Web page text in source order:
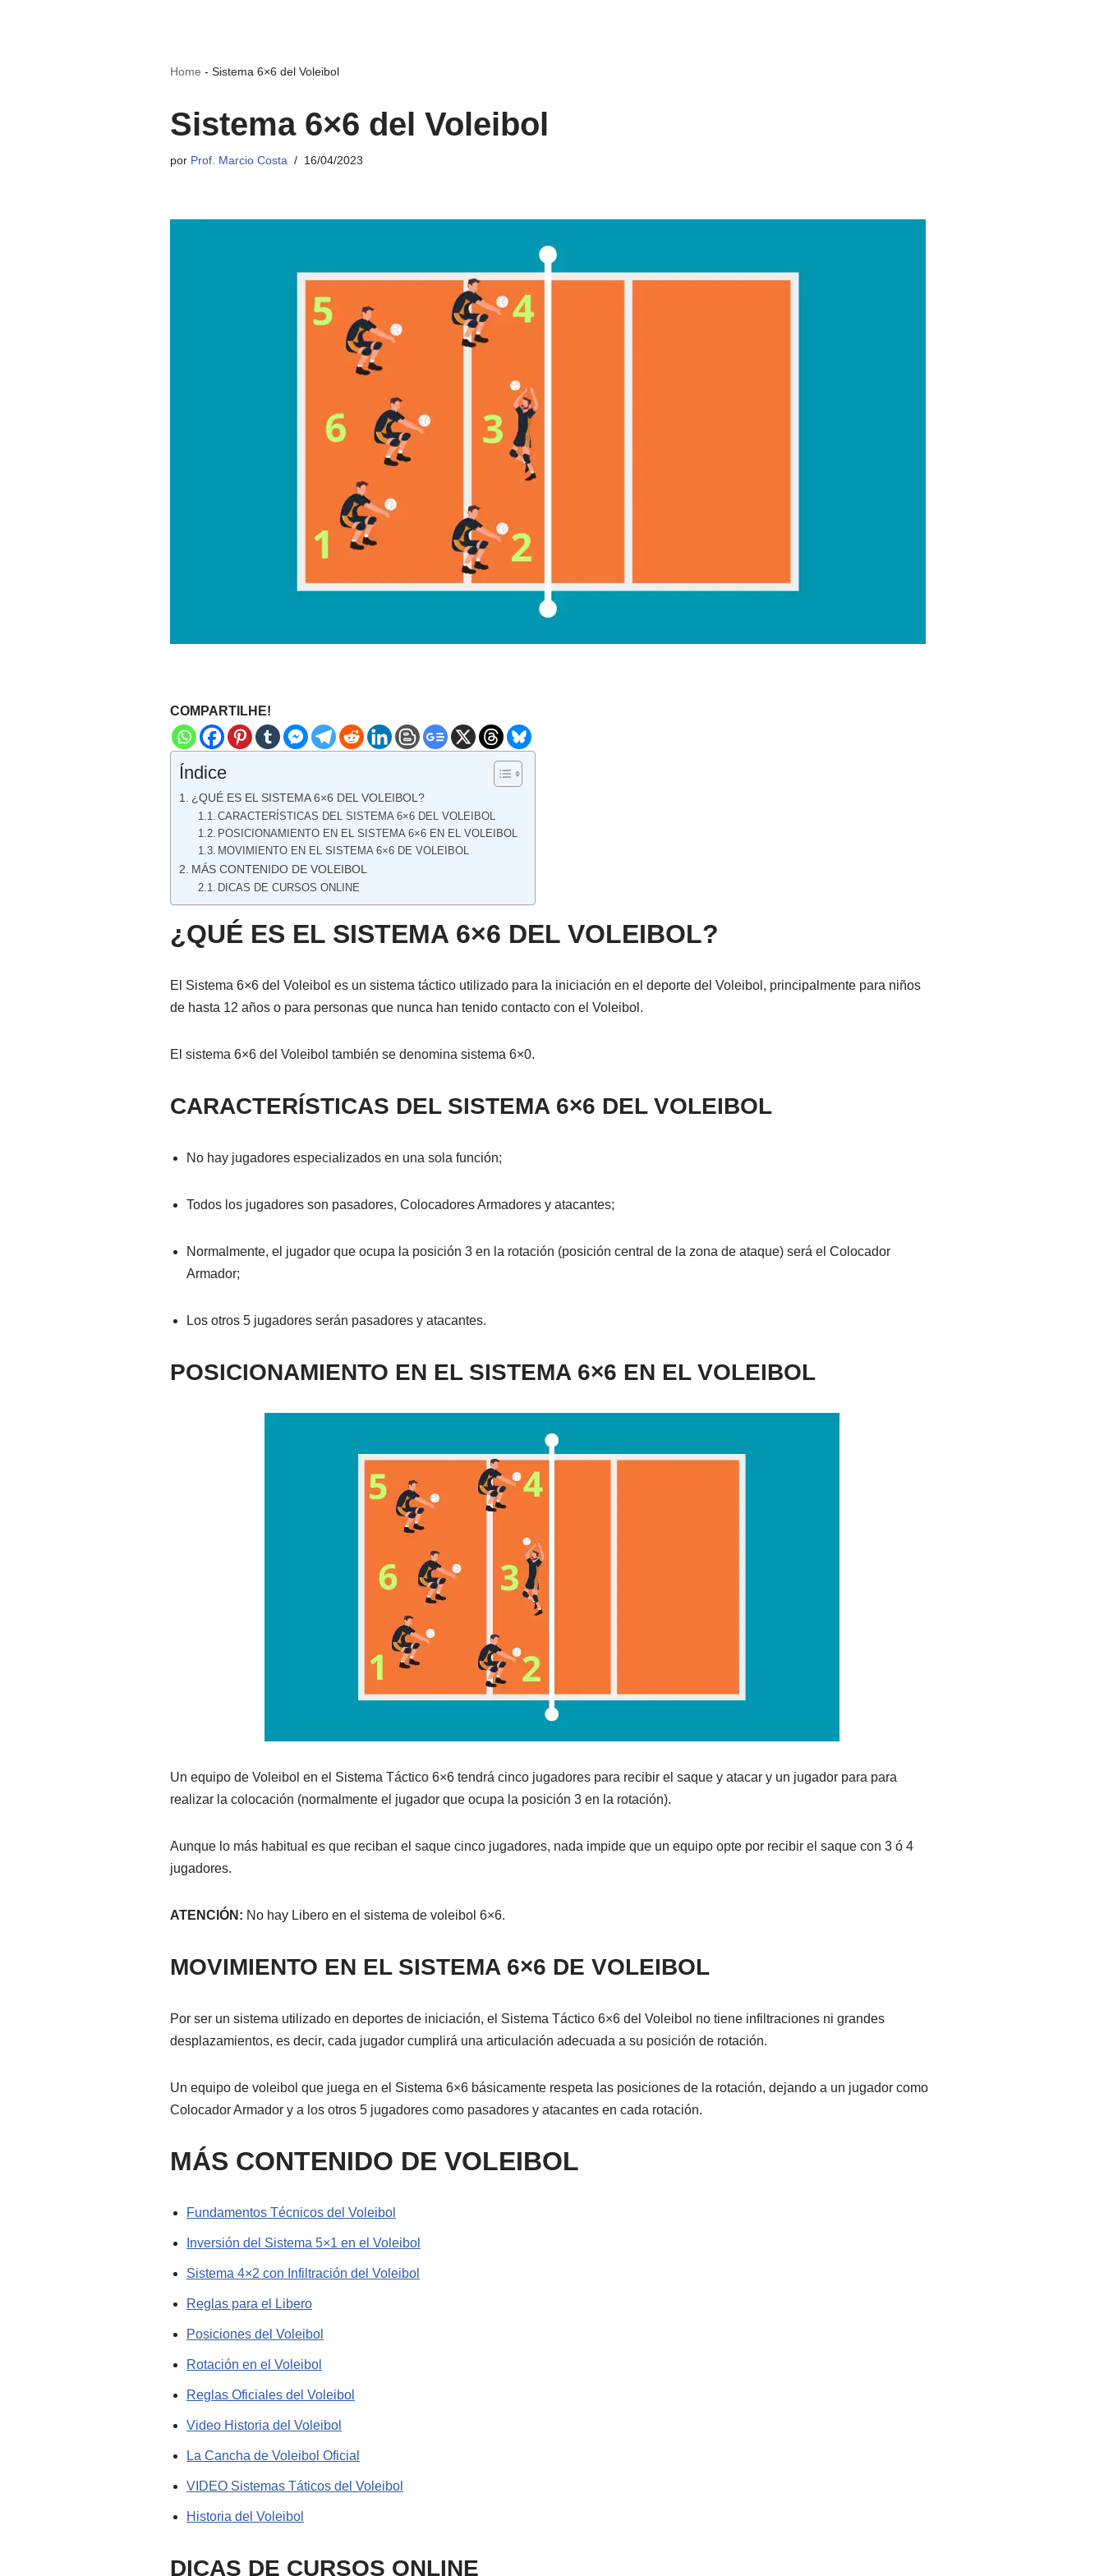
Home - Sistema 6×6 del Voleibol
Sistema 6×6 del Voleibol
por Prof. Marcio Costa 16/04/2023
COMPARTILHE!
Índice
¿QUÉ ES EL SISTEMA 6×6 DEL VOLEIBOL?
CARACTERÍSTICAS DEL SISTEMA 6×6 DEL VOLEIBOL
POSICIONAMIENTO EN EL SISTEMA 6×6 EN EL VOLEIBOL
MOVIMIENTO EN EL SISTEMA 6×6 DE VOLEIBOL
MÁS CONTENIDO DE VOLEIBOL
DICAS DE CURSOS ONLINE
¿QUÉ ES EL SISTEMA 6×6 DEL VOLEIBOL?
El Sistema 6×6 del Voleibol es un sistema táctico utilizado para la iniciación en el deporte del Voleibol, principalmente para niños
de hasta 12 años o para personas que nunca han tenido contacto con el Voleibol.
El sistema 6×6 del Voleibol también se denomina sistema 6×0.
CARACTERÍSTICAS DEL SISTEMA 6×6 DEL VOLEIBOL
No hay jugadores especializados en una sola función;
Todos los jugadores son pasadores, Colocadores Armadores y atacantes;
Normalmente, el jugador que ocupa la posición 3 en la rotación (posición central de la zona de ataque) será el Colocador
Armador;
Los otros 5 jugadores serán pasadores y atacantes.
POSICIONAMIENTO EN EL SISTEMA 6×6 EN EL VOLEIBOL
Un equipo de Voleibol en el Sistema Táctico 6×6 tendrá cinco jugadores para recibir el saque y atacar y un jugador para para
realizar la colocación (normalmente el jugador que ocupa la posición 3 en la rotación).
Aunque lo más habitual es que reciban el saque cinco jugadores, nada impide que un equipo opte por recibir el saque con 3 ó 4
jugadores.
ATENCIÓN: No hay Libero en el sistema de voleibol 6×6.
MOVIMIENTO EN EL SISTEMA 6×6 DE VOLEIBOL
Por ser un sistema utilizado en deportes de iniciación, el Sistema Táctico 6×6 del Voleibol no tiene infiltraciones ni grandes
desplazamientos, es decir, cada jugador cumplirá una articulación adecuada a su posición de rotación.
Un equipo de voleibol que juega en el Sistema 6×6 básicamente respeta las posiciones de la rotación, dejando a un jugador como
Colocador Armador y a los otros 5 jugadores como pasadores y atacantes en cada rotación.
MÁS CONTENIDO DE VOLEIBOL
Fundamentos Técnicos del Voleibol
Inversión del Sistema 5×1 en el Voleibol
Sistema 4×2 con Infiltración del Voleibol
Reglas para el Libero
Posiciones del Voleibol
Rotación en el Voleibol
Reglas Oficiales del Voleibol
Video Historia del Voleibol
La Cancha de Voleibol Oficial
VIDEO Sistemas Táticos del Voleibol
Historia del Voleibol
DICAS DE CURSOS ONLINE